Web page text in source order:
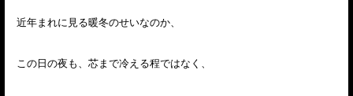
近年まれに見る暖冬のせいなのか、
この日の夜も、芯まで冷える程ではなく、